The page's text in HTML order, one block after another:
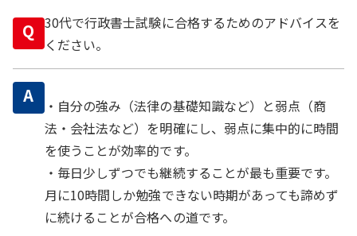
Q 30代で行政書士試験に合格するためのアドバイスを
ください。
A
・自分の強み（法律の基礎知識など）と弱点（商
法・会社法など）を明確にし、弱点に集中的に時間
を使うことが効率的です。
・毎日少しずつでも継続することが最も重要です。
月に10時間しか勉強できない時期があっても諦めず
に続けることが合格への道です。